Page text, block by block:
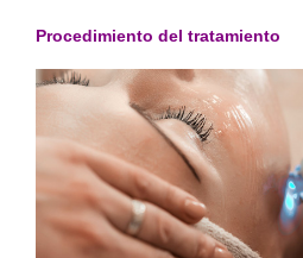
Procedimiento del tratamiento